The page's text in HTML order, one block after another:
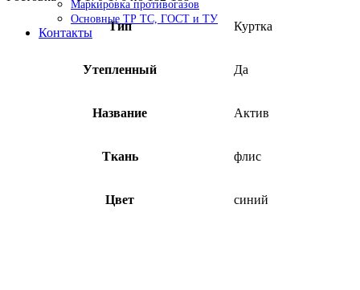
Маркировка противогазов
Основные ТР ТС, ГОСТ и ТУ
Контакты Тип Куртка
Утепленный Да
Название Актив
Ткань флис
Цвет синий